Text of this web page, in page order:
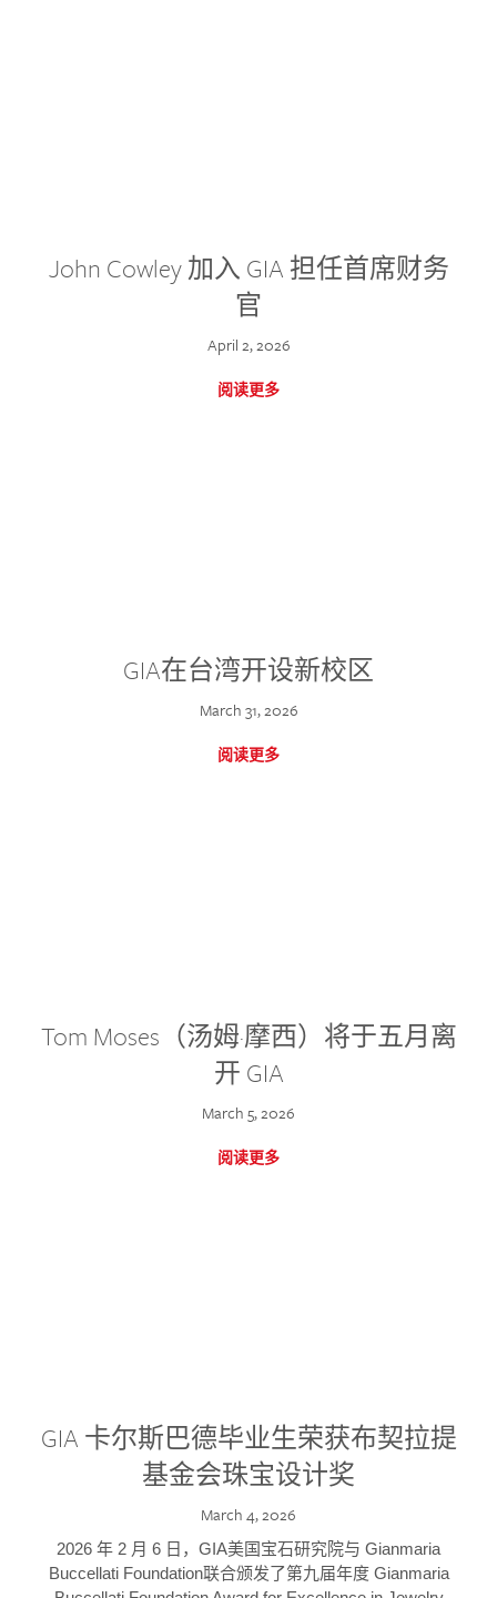
John Cowley 加入 GIA 担任首席财务
官
April 2, 2026
阅读更多
GIA在台湾开设新校区
March 31, 2026
阅读更多
Tom Moses（汤姆·摩西）将于五月离
开 GIA
March 5, 2026
阅读更多
GIA 卡尔斯巴德毕业生荣获布契拉提
基金会珠宝设计奖
March 4, 2026
2026 年 2 月 6 日，GIA美国宝石研究院与 Gianmaria
Buccellati Foundation联合颁发了第九届年度 Gianmaria